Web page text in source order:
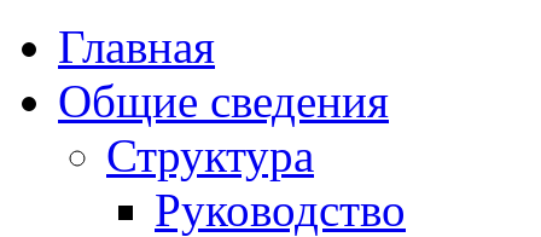
Главная
Общие сведения
Структура
Руководство